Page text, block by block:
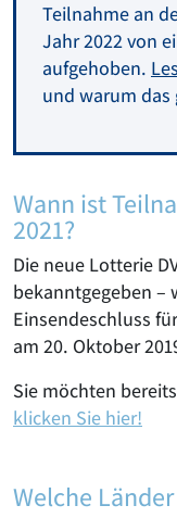
Teilnahme an
Jahr 2022 von
aufgehoben.
und warum
Wann ist
2021?
Die neue Lotterie
bekanntgegeben –
Einsendeschluss
am 20. Oktober
Sie möchten
klicken Sie hier!
Welche